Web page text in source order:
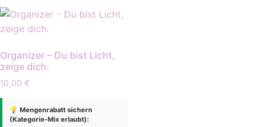
Organizer – Du bist Licht,
zeige dich.
10,00 €
💡 Mengenrabatt sichern
(Kategorie-Mix erlaubt):